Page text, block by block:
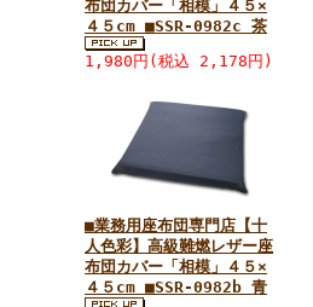
布団カバー「相模」４５×
４５cm ■SSR-0982c 茶
1,980円(税込 2,178円)
■業務用座布団専門店【十
人色彩】高級難燃レザー座
布団カバー「相模」４５×
４５cm ■SSR-0982b 青